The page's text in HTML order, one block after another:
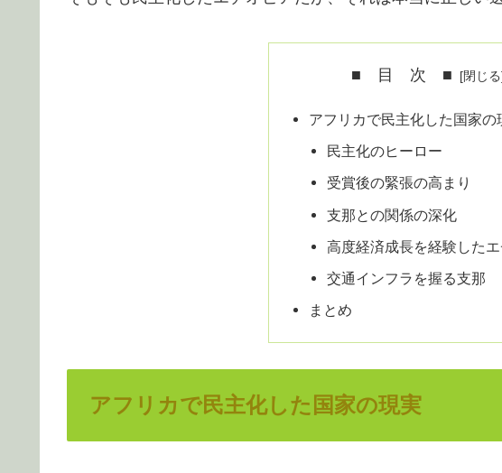
■ 目 次 ■
アフリカで民主化した国家の
民主化のヒーロー
受賞後の緊張の高まり
支那との関係の深化
高度経済成長を経験した
交通インフラを握る支那
まとめ
アフリカで民主化した国家の現実